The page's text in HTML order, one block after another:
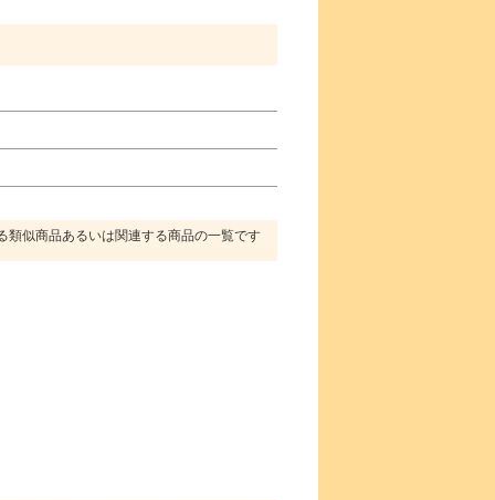
類似商品あるいは関連する商品の一覧です